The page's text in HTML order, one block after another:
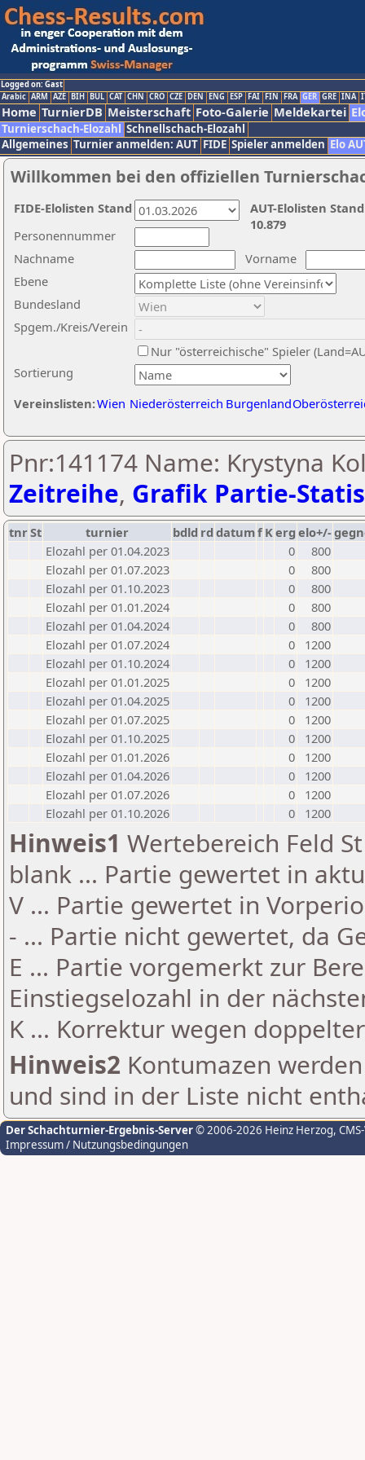
Logged on: Gast
Arabic ARM AZE BIH BUL CAT CHN CRO CZE DEN ENG ESP FAI FIN FRA GER GRE INA
Home TurnierDB Meisterschaft Foto-Galerie Meldekartei
Turnierschach-Elozahl Schnellschach-Elozahl
Allgemeines Turnier anmelden: AUT FIDE Spieler anmelden Elo
Willkommen bei den offiziellen
Nachname
Vorname
Ebene
Sortierung
Personennummer
Bundesland
Spgem./Kreis/Verein
Nur "österreichische" Spieler
Vereinslisten:Wien Niederösterreich Burgenland
AUT-Elolisten
10.879
FIDE-Elolisten Stand
Pnr:141174 Name: Krystyna
Zeitreihe, Grafik Partie-
tnrSt turnier bdld rd datumf Kerg elo+/-
Elozahl per 01.04.2023
0
800
Elozahl per 01.07.2023
0
800
Elozahl per 01.10.2023
0
800
Elozahl per 01.01.2024
0
800
Elozahl per 01.04.2024
0
800
Elozahl per 01.07.2024
0
1200
Elozahl per 01.10.2024
0
1200
Elozahl per 01.01.2025
0
1200
Elozahl per 01.04.2025
0
1200
Elozahl per 01.07.2025
0
1200
Elozahl per 01.10.2025
0
1200
Elozahl per 01.01.2026
0
1200
Elozahl per 01.04.2026
0
1200
Elozahl per 01.07.2026
0
1200
Elozahl per 01.10.2026
0 1200
Hinweis1 Wertebereich Feld
blank ... Partie gewertet in
V ... Partie gewertet in
- ... Partie nicht gewertet, da
E ... Partie vorgemerkt zur
Einstiegselozahl in der
K ... Korrektur wegen
Hinweis2 Kontumazen
und sind in der Liste nicht
Der Schachturnier-Ergebnis-Server© 2006-2026 Heinz Herzog,
Impressum / Nutzungsbedingungen